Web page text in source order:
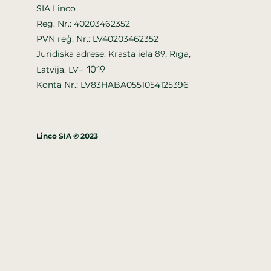
SIA Linco
Reģ. Nr.: 40203462352
PVN reģ. Nr.: LV40203462352
Juridiskā adrese: Krasta iela89, Rīga,
Latvija, LV– 1019
Konta Nr.: LV83HABA0551054125396
Linco SIA © 2023